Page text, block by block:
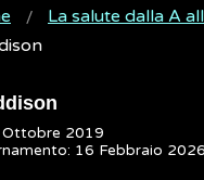
La salute dalla A
Ottobre 2019
16 Febbraio 2026